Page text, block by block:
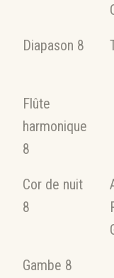
Diapason 8
Flûte
harmonique
8
Cor de nuit
8
Gambe 8